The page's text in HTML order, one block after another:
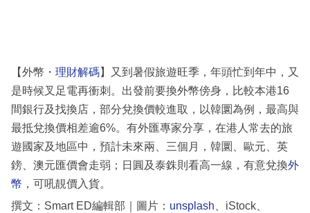
區
【外幣・ 理財解碼】又到暑假旅遊旺季，年頭忙到年中，又
是時候叉足電再衝刺。出發前要換外幣傍身，比較本港16
間銀行及找換店，部分兌換價較進取，以韓圜為例，最高與
最抵兌換價相差逾6%。有外匯專家分享，在港人常去的旅
遊國家及地區中，預計未來兩、三個月，韓圜、歐元、英
鎊、澳元匯價會走弱；日圓及泰銖則看高一線，有意兌換外
幣 ，可吼靚價入貨。
撰文：Smart ED編輯部｜圖片： unsplash 、iStock、